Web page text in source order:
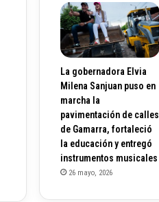
La gobernadora Elvia
Milena Sanjuan puso en
marcha la
pavimentación de calles
de Gamarra, fortaleció
la educación y entregó
instrumentos musicales
26 mayo, 2026